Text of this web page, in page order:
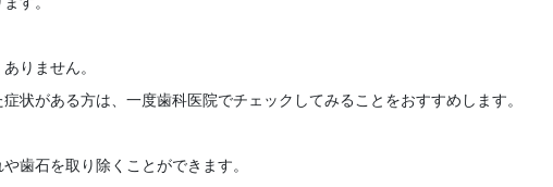
りません。
状がある方は、一度歯科医院でチェックしてみることをおすすめします。
歯石を取り除くことができます。